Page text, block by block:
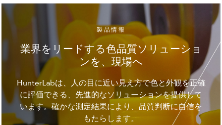
製品情報
業界をリードする色品質ソリューショ
ンを、現場へ
HunterLabは、人の目に近い見え方で色と外観を正確
に評価できる、先進的なソリューションを提供して
います。確かな測定結果により、品質判断に自信を
もたらします。